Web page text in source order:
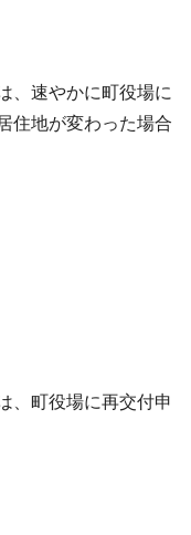
、速やかに町役場に
住地が変わった場合
、町役場に再交付申